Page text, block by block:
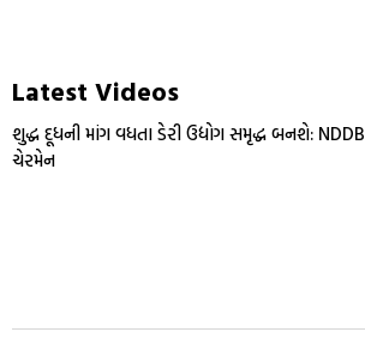
Latest Videos
શુદ્ધ દૂધની માંગ વધતા ડેરી ઉદ્યોગ સમૃદ્ધ બનશે: NDDB
ચેરમેન